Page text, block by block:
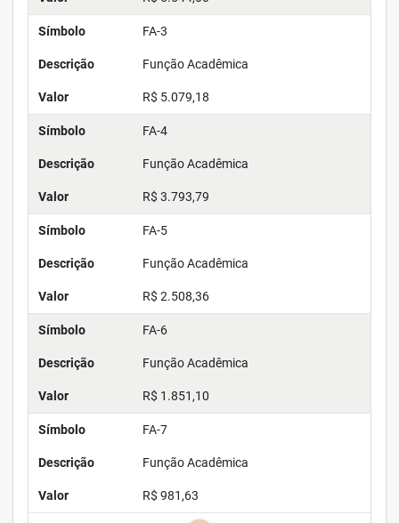
Símbolo FA-3
Descrição Função Acadêmica
Valor R$ 5.079,18
Símbolo FA-4
Descrição Função Acadêmica
Valor R$ 3.793,79
Símbolo FA-5
Descrição Função Acadêmica
Valor R$ 2.508,36
Símbolo FA-6
Descrição Função Acadêmica
Valor R$ 1.851,10
Símbolo FA-7
Descrição Função Acadêmica
Valor R$ 981,63